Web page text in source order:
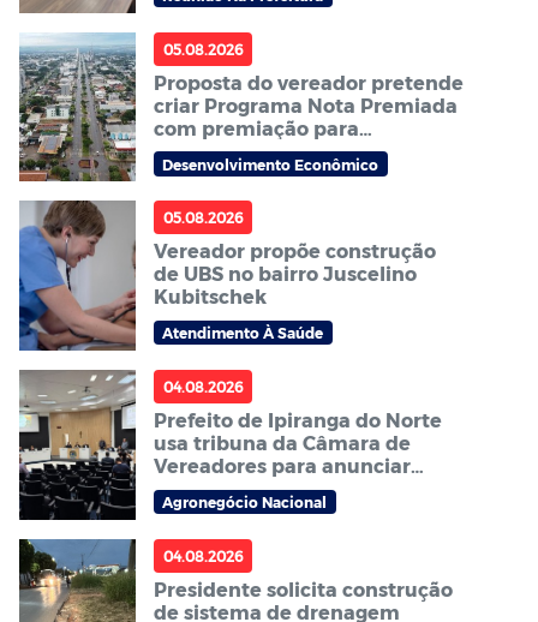
05.08.2026
Proposta do vereador pretende
criar Programa Nota Premiada
com premiação para
consumidores em Sorriso
Desenvolvimento Econômico
05.08.2026
Vereador propõe construção
de UBS no bairro Juscelino
Kubitschek
Atendimento À Saúde
04.08.2026
Prefeito de Ipiranga do Norte
usa tribuna da Câmara de
Vereadores para anunciar
Abertura Nacional do Plantio
da Soja 2026/27
Agronegócio Nacional
04.08.2026
Presidente solicita construção
de sistema de drenagem